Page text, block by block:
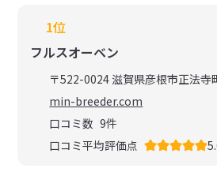
1位
フルスオーベン
〒522-0024 滋賀県彦根市正法寺
min-breeder.com
口コミ数 9件
口コミ平均評価点